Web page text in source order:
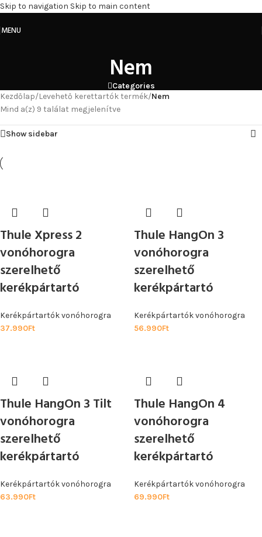
Skip to navigation Skip to main content
MENU
Nem
Categories
Kezdőlap/Levehető kerettartók termék/Nem
Mind a(z) 9 találat megjelenítve
Show sidebar
Thule Xpress 2
vonóhorogra
szerelhető
kerékpártartó
Kerékpártartók vonóhorogra
37.990Ft
Thule HangOn 3
vonóhorogra
szerelhető
kerékpártartó
Kerékpártartók vonóhorogra
56.990Ft
Thule HangOn 3 Tilt
vonóhorogra
szerelhető
kerékpártartó
Kerékpártartók vonóhorogra
63.990Ft
Thule HangOn 4
vonóhorogra
szerelhető
kerékpártartó
Kerékpártartók vonóhorogra
69.990Ft